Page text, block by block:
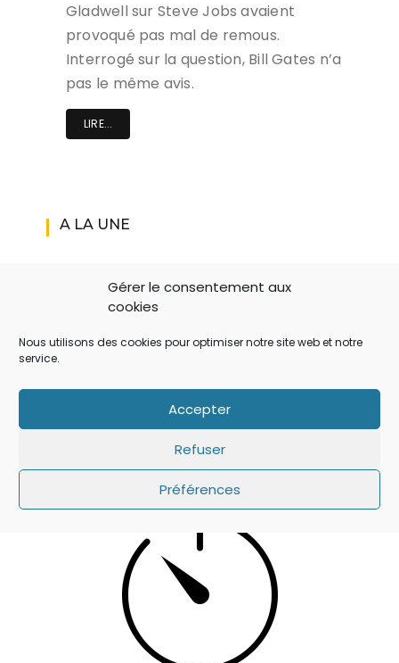
Gérer le consentement aux
cookies
Nous utilisons des cookies pour optimiser notre site web et notre
service.
Accepter
Refuser
Préférences
Gladwell sur Steve Jobs avaient
provoqué pas mal de remous.
Interrogé sur la question, Bill Gates n’a
pas le même avis.
LIRE...
A LA UNE